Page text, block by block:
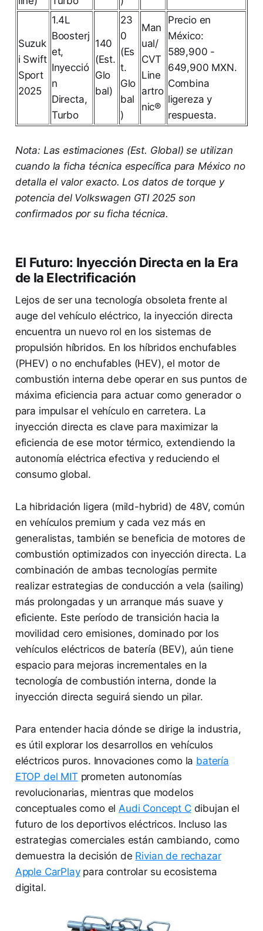
Suzuk
i Swift
Sport
2025
1.4L
Boosterj
et,
Inyecció
n
Directa,
Turbo
140
(Est.
Glo
bal)
23
0
(Es
t.
Glo
bal
)
Man
ual/
CVT
Line
artro
nic®
Precio en
México:
589,900 -
649,900 MXN.
Combina
ligereza y
respuesta.
Nota: Las estimaciones (Est. Global) se utilizan
cuando la ficha técnica específica para México no
detalla el valor exacto. Los datos de torque y
potencia del Volkswagen GTI 2025 son
confirmados por su ficha técnica.
El Futuro: Inyección Directa en la Era
de la Electrificación
Lejos de ser una tecnología obsoleta frente al
auge del vehículo eléctrico, la inyección directa
encuentra un nuevo rol en los sistemas de
propulsión híbridos. En los híbridos enchufables
(PHEV) o no enchufables (HEV), el motor de
combustión interna debe operar en sus puntos de
máxima eficiencia para actuar como generador o
para impulsar el vehículo en carretera. La
inyección directa es clave para maximizar la
eficiencia de ese motor térmico, extendiendo la
autonomía eléctrica efectiva y reduciendo el
consumo global.
La hibridación ligera (mild-hybrid) de 48V, común
en vehículos premium y cada vez más en
generalistas, también se beneficia de motores de
combustión optimizados con inyección directa. La
combinación de ambas tecnologías permite
realizar estrategias de conducción a vela (sailing)
más prolongadas y un arranque más suave y
eficiente. Este período de transición hacia la
movilidad cero emisiones, dominado por los
vehículos eléctricos de batería (BEV), aún tiene
espacio para mejoras incrementales en la
tecnología de combustión interna, donde la
inyección directa seguirá siendo un pilar.
Para entender hacia dónde se dirige la industria,
es útil explorar los desarrollos en vehículos
eléctricos puros. Innovaciones como la batería
ETOP del MIT prometen autonomías
revolucionarias, mientras que modelos
conceptuales como elAudi Concept Cdibujan el
futuro de los deportivos eléctricos. Incluso las
estrategias comerciales están cambiando, como
demuestra la decisión de Rivian de rechazar
Apple CarPlaypara controlar su ecosistema
digital.